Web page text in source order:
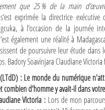
que 25 % de la main
exprimée la directrice exécutive
à l’occasion de la journée
également une réalité à
de poursuivre leur étude
Badory Soavinjara Claudiane
: Le monde du numérique
combien d'homme y avait-il dans
Victoria : Lors de mon